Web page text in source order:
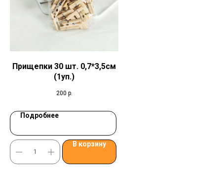
Прищепки 30 шт. 0,7*3,5см
(1уп.)
200 р.
Подробнее
В корзину